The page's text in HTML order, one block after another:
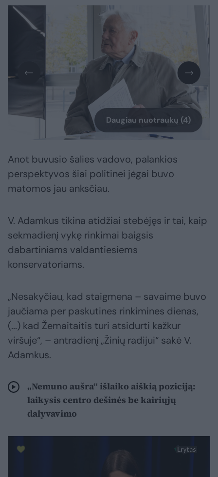
Daugiau nuotraukų (4)
Anot buvusio šalies vadovo, palankios
perspektyvos šiai politinei jėgai buvo
matomos jau anksčiau.
V. Adamkus tikina atidžiai stebėjęs ir tai, kaip
sekmadienį vykę rinkimai baigsis
dabartiniams valdantiesiems
konservatoriams.
„Nesakyčiau, kad staigmena – savaime buvo
jaučiama per paskutines rinkimines dienas,
(...) kad Žemaitaitis turi atsidurti kažkur
viršuje“, – antradienį „Žinių radijui“ sakė V.
Adamkus.
„Nemuno aušra“ išlaiko aiškią poziciją:
laikysis centro dešinės be kairiųjų
dalyvavimo